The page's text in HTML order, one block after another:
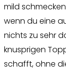
mild
wenn du eine
nichts zu sehr
knusprigen
schafft, ohne